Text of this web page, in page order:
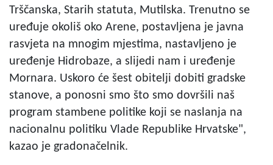
Trščanska, Starih statuta, Mutilska. Trenutno se
uređuje okoliš oko Arene, postavljena je javna
rasvjeta na mnogim mjestima, nastavljeno je
uređenje Hidrobaze, a slijedi nam i uređenje
Mornara. Uskoro će šest obitelji dobiti gradske
stanove, a ponosni smo što smo dovršili naš
program stambene politike koji se naslanja na
nacionalnu politiku Vlade Republike Hrvatske",
kazao je gradonačelnik.